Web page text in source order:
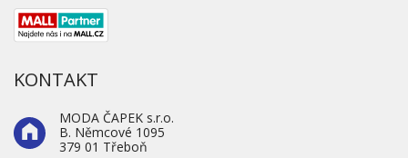
KONTAKT
MODA ČAPEK s.r.o.
B. Němcové 1095
379 01 Třeboň